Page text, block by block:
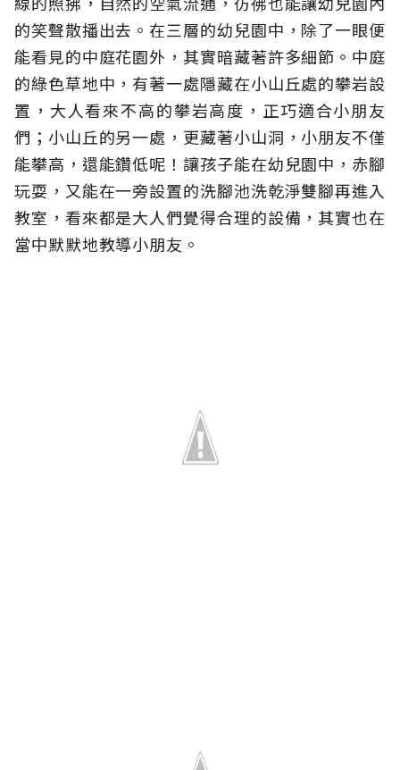
的笑聲散播出去。在三層的幼兒園中，除了一眼便
能看見的中庭花園外，其實暗藏著許多細節。中庭
的綠色草地中，有著一處隱藏在小山丘處的攀岩設
置，大人看來不高的攀岩高度，正巧適合小朋友
們；小山丘的另一處，更藏著小山洞，小朋友不僅
能攀高，還能鑽低呢！讓孩子能在幼兒園中，赤腳
玩耍，又能在一旁設置的洗腳池洗乾淨雙腳再進入
教室，看來都是大人們覺得合理的設備，其實也在
當中默默地教導小朋友。